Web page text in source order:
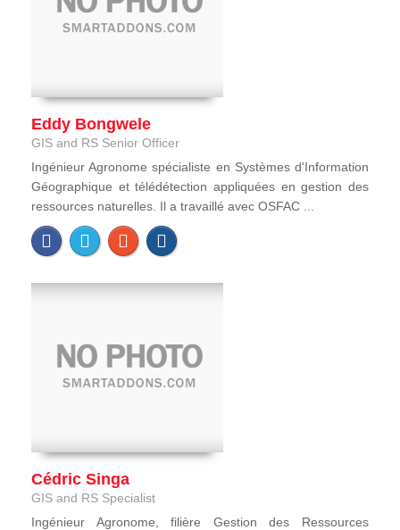
Eddy Bongwele
GIS and RS Senior Officer
Ingénieur Agronome spécialiste en Systèmes d'Information
Géographique et télédétection appliquées en gestion des
ressources naturelles. Il a travaillé avec OSFAC ...
Cédric Singa
GIS and RS Specialist
Ingénieur Agronome, filière Gestion des Ressources